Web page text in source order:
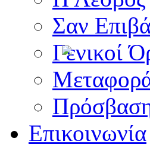
Σαν
Γενικοί
Επικοινωνία